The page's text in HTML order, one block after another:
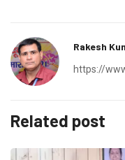
Rakesh
https://
Related post